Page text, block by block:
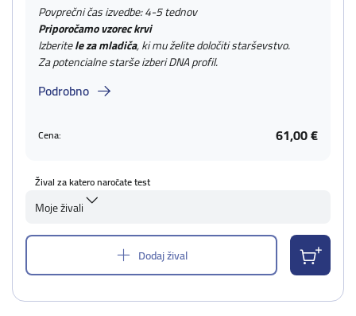
Povprečni čas izvedbe: 4-5 tednov
Priporočamo vzorec krvi
Izberitele za mladiča, ki mu želite določiti starševstvo.
Za potencialne starše izberi DNA profil.
Podrobno
Cena: 61,00 €
Žival za katero naročate test
Moje živali
Dodaj žival